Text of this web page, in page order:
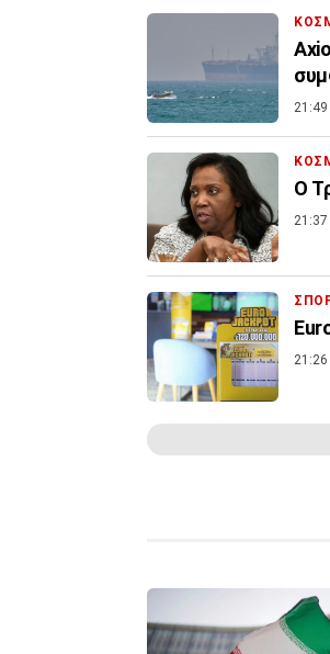
21:49
Ο
21:37
21:26